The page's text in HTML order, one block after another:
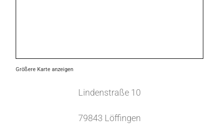
Größere Karte anzeigen
Lindenstraße 10
79843 Löffingen